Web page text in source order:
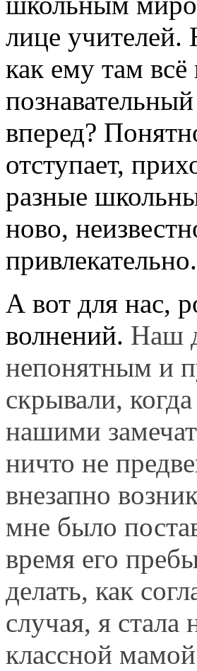
лице учителей.
как ему там
вперед?
отступает,
разные
ново,
привлекательно.
А вот для нас,
волнений. Наш
непонятным и
скрывали,
нашими
ничто не
внезапно
мне было
время его
делать, как
случая, я
классной